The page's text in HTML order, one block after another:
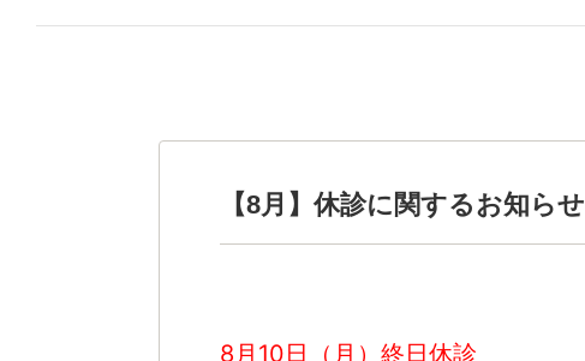
【8月】休診に関するお知らせ
8月10日（月）終日休診